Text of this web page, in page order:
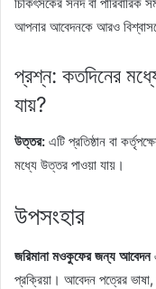
আপনার আবেদনকে আরও
প্রশ্ন: কতদিনের
যায়?
উত্তর: এটি প্রতিষ্ঠান বা
মধ্যে উত্তর পাওয়া যায়।
উপসংহার
জরিমানা মওকুফের জন্য আবেদন
প্রক্রিয়া। আবেদন পত্রের